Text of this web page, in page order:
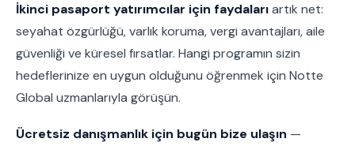
İkinci pasaport yatırımcılar için faydalarıartık net:
seyahat özgürlüğü, varlık koruma, vergi avantajları, aile
güvenliği ve küresel fırsatlar. Hangi programın sizin
hedeflerinize en uygun olduğunu öğrenmek için Notte
Global uzmanlarıyla görüşün.
Ücretsiz danışmanlık için bugün bize ulaşın —